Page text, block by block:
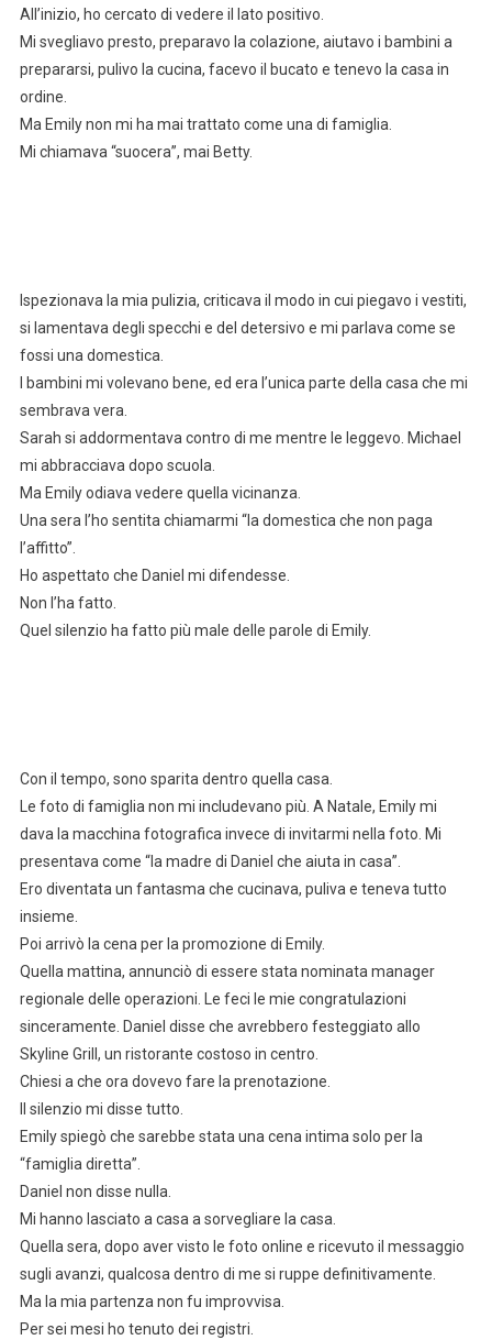
All’inizio, ho cercato di vedere il lato positivo.
Mi svegliavo presto, preparavo la colazione, aiutavo i bambini a
prepararsi, pulivo la cucina, facevo il bucato e tenevo la casa in
ordine.
Ma Emily non mi ha mai trattato come una di famiglia.
Mi chiamava “suocera”, mai Betty.
Ispezionava la mia pulizia, criticava il modo in cui piegavo i vestiti,
si lamentava degli specchi e del detersivo e mi parlava come se
fossi una domestica.
I bambini mi volevano bene, ed era l’unica parte della casa che mi
sembrava vera.
Sarah si addormentava contro di me mentre le leggevo. Michael
mi abbracciava dopo scuola.
Ma Emily odiava vedere quella vicinanza.
Una sera l’ho sentita chiamarmi “la domestica che non paga
l’affitto”.
Ho aspettato che Daniel mi difendesse.
Non l’ha fatto.
Quel silenzio ha fatto più male delle parole di Emily.
Con il tempo, sono sparita dentro quella casa.
Le foto di famiglia non mi includevano più. A Natale, Emily mi
dava la macchina fotografica invece di invitarmi nella foto. Mi
presentava come “la madre di Daniel che aiuta in casa”.
Ero diventata un fantasma che cucinava, puliva e teneva tutto
insieme.
Poi arrivò la cena per la promozione di Emily.
Quella mattina, annunciò di essere stata nominata manager
regionale delle operazioni. Le feci le mie congratulazioni
sinceramente. Daniel disse che avrebbero festeggiato allo
Skyline Grill, un ristorante costoso in centro.
Chiesi a che ora dovevo fare la prenotazione.
Il silenzio mi disse tutto.
Emily spiegò che sarebbe stata una cena intima solo per la
“famiglia diretta”.
Daniel non disse nulla.
Mi hanno lasciato a casa a sorvegliare la casa.
Quella sera, dopo aver visto le foto online e ricevuto il messaggio
sugli avanzi, qualcosa dentro di me si ruppe definitivamente.
Ma la mia partenza non fu improvvisa.
Per sei mesi ho tenuto dei registri.